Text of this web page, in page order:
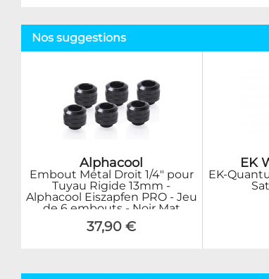
Nos suggestions
Alphacool
Embout Métal Droit 1/4" pour
Tuyau Rigide 13mm -
Alphacool Eiszapfen PRO - Jeu
de 6 embouts - Noir Mat
37,90 €
EK
EK-